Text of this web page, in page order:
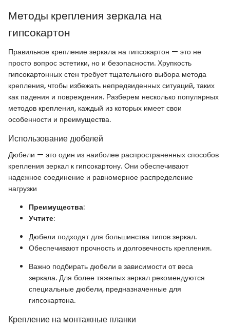
Методы крепления зеркала на
гипсокартон
Правильное крепление зеркала на гипсокартон — это не
просто вопрос эстетики, но и безопасности. Хрупкость
гипсокартонных стен требует тщательного выбора метода
крепления, чтобы избежать непредвиденных ситуаций, таких
как падения и повреждения. Разберем несколько популярных
методов крепления, каждый из которых имеет свои
особенности и преимущества.
Использование дюбелей
Дюбели — это один из наиболее распространенных способов
крепления зеркал к гипсокартону. Они обеспечивают
надежное соединение и равномерное распределение
нагрузки
Преимущества:
Учтите:
Дюбели подходят для большинства типов зеркал.
Обеспечивают прочность и долговечность крепления.
Важно подбирать дюбели в зависимости от веса
зеркала. Для более тяжелых зеркал рекомендуются
специальные дюбели, предназначенные для
гипсокартона.
Крепление на монтажные планки